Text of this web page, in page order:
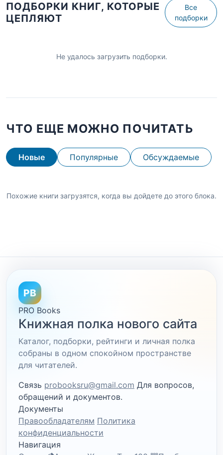
ПОДБОРКИ КНИГ, КОТОРЫЕ
ЦЕПЛЯЮТ
Все
подборки
Не удалось загрузить подборки.
ЧТО ЕЩЕ МОЖНО ПОЧИТАТЬ
Новые Популярные Обсуждаемые
Похожие книги загрузятся, когда вы дойдете до этого блока.
PB
PRO Books
Книжная полка нового сайта
Каталог, подборки, рейтинги и личная полка
собраны в одном спокойном пространстве
для читателей.
Связь probooksru@gmail.com Для вопросов,
обращений и документов.
Документы
Правообладателям Политика
конфиденциальности
Навигация